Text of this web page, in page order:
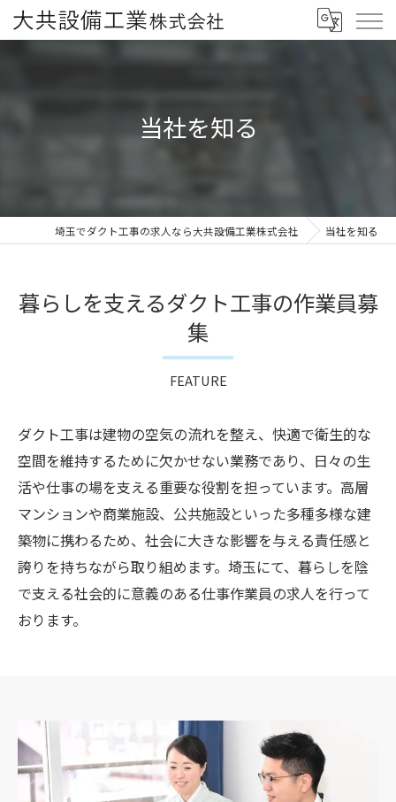
当社を知る
埼玉でダクト工事の求人なら大共設備工業株式会社 当社を知る
暮らしを支えるダクト工事の作業員募
集
FEATURE
ダクト工事は建物の空気の流れを整え、快適で衛生的な
空間を維持するために欠かせない業務であり、日々の生
活や仕事の場を支える重要な役割を担っています。高層
マンションや商業施設、公共施設といった多種多様な建
築物に携わるため、社会に大きな影響を与える責任感と
誇りを持ちながら取り組めます。埼玉にて、暮らしを陰
で支える社会的に意義のある仕事作業員の求人を行って
おります。